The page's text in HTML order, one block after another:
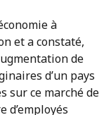
à
et a constaté,
de
d’un pays
sur ce marché de
d’employés